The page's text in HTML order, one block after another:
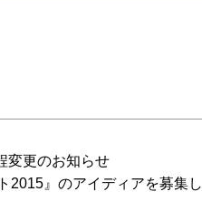
変更のお知らせ
2015』のアイディアを募集し